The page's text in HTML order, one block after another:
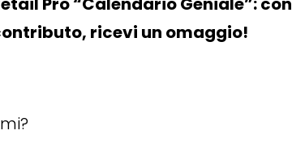
ricevi un omaggio!